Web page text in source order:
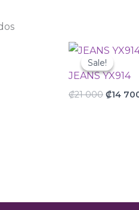
Sale!
Sale!
JEANS YX914
₡21 000
Original
price
was:
₡21
000.
₡14